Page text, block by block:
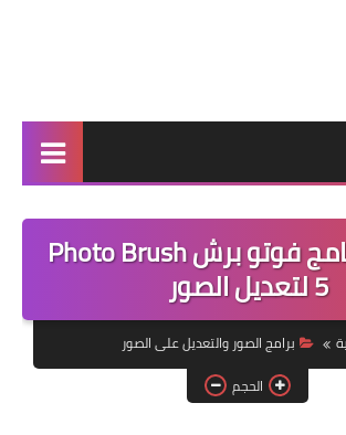
تحميل العاب
برامج والعاب اندرويد
برامج الماك MAC
تحميل برنامج فوتو برش Photo Brush
5 لتعديل الصور
برامج الصور والتعديل على الصور
الحجم